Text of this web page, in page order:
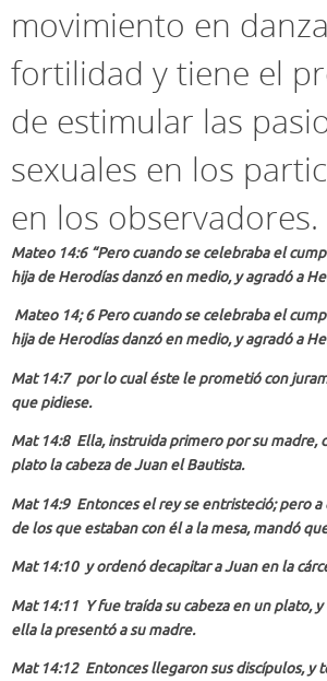
movimiento en
fortilidad y tiene el
de estimular las
sexuales en los
en los observadores.
Mateo 14:6 “Pero cuando se celebraba el
hija de Herodías danzó en medio, y agradó a
Mateo 14; 6 Pero cuando se celebraba el
hija de Herodías danzó en medio, y agradó a
Mat 14:7 por lo cual éste le prometió con
que pidiese.
Mat 14:8 Ella, instruida primero por su madre,
plato la cabeza de Juan el Bautista.
Mat 14:9 Entonces el rey se entristeció; pero a
de los que estaban con él a la mesa, mandó
Mat 14:10 y ordenó decapitar a Juan en la
Mat 14:11 Y fue traída su cabeza en un plato, y
ella la presentó a su madre.
Mat 14:12 Entonces llegaron sus discípulos, y